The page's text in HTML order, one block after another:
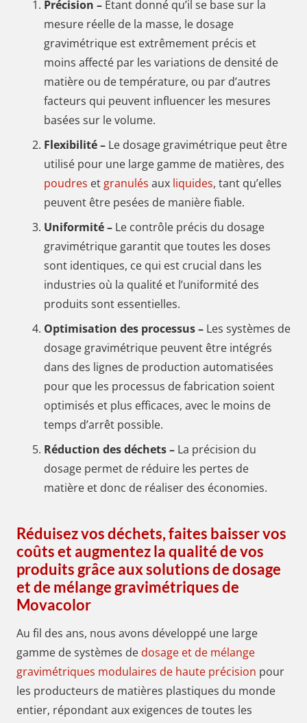
Précision – Étant donné qu’il se base sur la
mesure réelle de la masse, le dosage
gravimétrique est extrêmement précis et
moins affecté par les variations de densité de
matière ou de température, ou par d’autres
facteurs qui peuvent influencer les mesures
basées sur le volume.
Flexibilité – Le dosage gravimétrique peut être
utilisé pour une large gamme de matières, des
poudres et granulés aux liquides, tant qu’elles
peuvent être pesées de manière fiable.
Uniformité – Le contrôle précis du dosage
gravimétrique garantit que toutes les doses
sont identiques, ce qui est crucial dans les
industries où la qualité et l’uniformité des
produits sont essentielles.
Optimisation des processus – Les systèmes de
dosage gravimétrique peuvent être intégrés
dans des lignes de production automatisées
pour que les processus de fabrication soient
optimisés et plus efficaces, avec le moins de
temps d’arrêt possible.
Réduction des déchets – La précision du
dosage permet de réduire les pertes de
matière et donc de réaliser des économies.
Réduisez vos déchets, faites baisser vos
coûts et augmentez la qualité de vos
produits grâce aux solutions de dosage
et de mélange gravimétriques de
Movacolor
Au fil des ans, nous avons développé une large
gamme de systèmes de dosage et de mélange
gravimétriques modulaires de haute précision pour
les producteurs de matières plastiques du monde
entier, répondant aux exigences de toutes les